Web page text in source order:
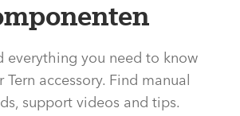
everything you need to know
Tern accessory. Find manual
support videos and tips.